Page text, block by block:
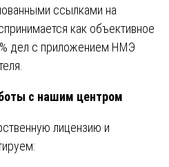
ссылками на
как объективное
дел с приложением НМЭ
с нашим центром
лицензию и